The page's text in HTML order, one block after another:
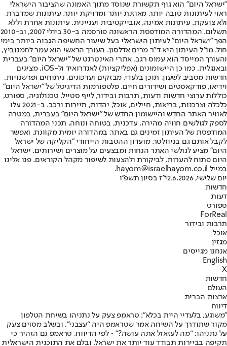
"ישראל היום" הוא גוף תקשורת שנוסד מתוך האמונה שהציבור הישראלי
ראוי לעיתונות טובה יותר, מאוזנת יותר ומדויקת יותר. עיתונות שמדברת
ולא צועקת. עיתונות אמינה, אובייקטיבית ועניינית. עיתונות אחרת וללא
תשלום. המהדורה המודפסת הראשונה פורסמה ב-30 ביולי 2007, וב-2010
הפך "ישראל היום" לעיתון הישראלי בעל שיעור החשיפה הגבוה ביותר בימי
חול. מו"ל העיתון היא ד"ר מרים אדלסון. העורך הראשי הוא עמר לחמנוביץ,
והעורך המייסד הוא עמוס רגב. אתרי האינטרנט של "ישראל היום" בעברית
ובאנגלית, כמו כן היישומונים (אפליקציות) לאנדרואיד ול-iOS, מציגים
חדשות מסביב לשעון, תוכן בלעדי, מבזקים ועדכונים, ניתוחים ופרשנויות,
וידיאו, פודקאסטים ושידורים חיים. פלטפורמות הדיגיטל של "ישראל היום"
כוללות ערוצי חדשות ודעות, תרבות ובידור, לייף סטייל, טכנולוגיה, ספורט,
כלכלה וצרכנות, בריאות, חיילים, אוכל, יהדות, תיירות ורכב. ב-2021 עלו
לאוויר האתר החדש והיישומון החדש של "ישראל היום" בעברית, במטרה
לספק לגולשים חוויה מהירה, עדכנית, בטוחה ונוחה. תכני המהדורה
המודפסת של העיתון זמינים גם באתר, במהדורה יומית מקוונת, ואפשר
לקבל אותם גם בניוזלטר. מועדון ההטבות הייחודי "הקליקה של ישראל
היום" מציע לגולשי האתר הנחות ומבצעים על מוצרים ושירותים. ישראל
היום פתוח להערות, לביקורת ולהצעות לשיפור מקהל הקוראים. פנו אלינו
במייל hayom@israelhayom.co.il.
יום שלישי, 2.6.2026
י"ז בסיון תשפ"ו
חדשות
דעות
ספורט
ForReal
תרבות ובידור
אוכל
מגזין
אנחנו מגייסים
English
X
חדשות
העולם
ארצות הברית
דיווח
"משוגע, בלעדיי היית בכלא": טראמפ צעק על נתניהו בשיחת הטלפון
מקור שתודרך על השיחה אמר שטראמפ היה “עצבני”, ובשלב מסוים צעק
על נתניהו: “מה לעזאזל אתה עושה?” • לפי הדיווח, טראמפ גם הזהיר כי
תקיפה בביירות תבודד עוד יותר את ישראל, ובלם את התוכנית הישראלית